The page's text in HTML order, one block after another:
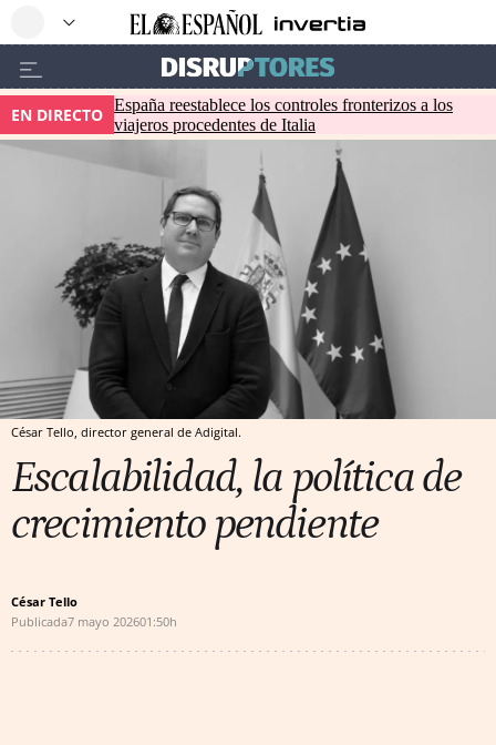
EN DIRECTO España reestablece los controles fronterizos a los
viajeros procedentes de Italia
César Tello, director general de Adigital.
Escalabilidad, la política de
crecimiento pendiente
César Tello
Publicada7 mayo 202601:50h